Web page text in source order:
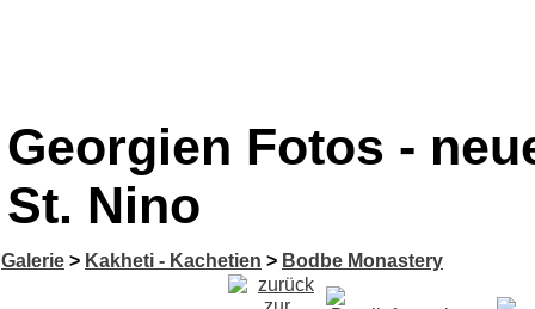
Georgien Fotos -
St. Nino
Galerie > Kakheti - Kachetien > Bodbe Monastery